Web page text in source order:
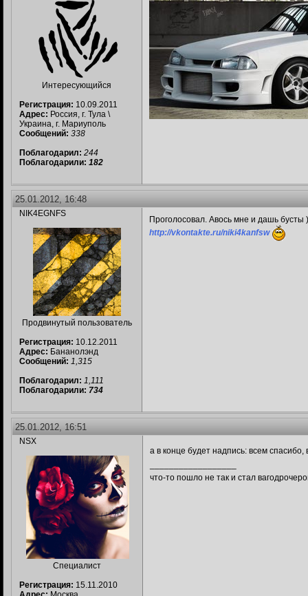
Интересующийся
Регистрация: 10.09.2011
Адрес: Россия, г. Тула \
Украина, г. Мариуполь
Сообщений: 338
Поблагодарил: 244
Поблагодарили: 182
25.01.2012, 16:48
NIK4EGNFS
Продвинутый пользователь
Регистрация: 10.12.2011
Адрес: Бананолэнд
Сообщений: 1,315
Поблагодарил: 1,111
Поблагодарили: 734
Проголосовал. Авось мне и дашь
http://vkontakte.ru/niki4kanfsw
25.01.2012, 16:51
NSX
Специалист
Регистрация: 15.11.2010
а в конце будет надпись: всем
что-то пошло не так и стал